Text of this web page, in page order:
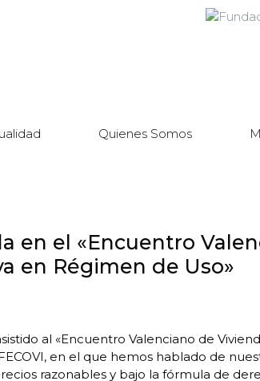
Quienes Somos
en el «Encuentro
en Régimen de Uso»
al «Encuentro Valenciano de
en el que hemos hablado de
razonables y bajo la fórmula de